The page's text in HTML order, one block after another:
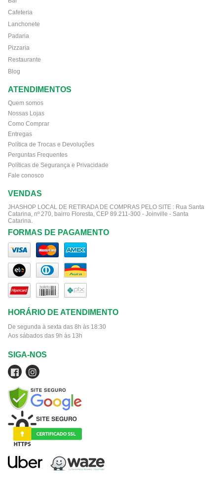
Cafeteria
Lanchonete
Padaria
Pizzaria
Restaurante
Blog
ATENDIMENTOS
Quem somos
Nossas Lojas
Como Comprar
Entregas
Política de Trocas e Devoluções
Perguntas Frequentes
Políticas de Segurança e Privacidade
Fale conosco
VENDAS
JHASHOP LOCAL DE RETIRADA DE COMPRAS PELO SITE : Rua Santa
Catarina, nº 270, bairro Floresta, CEP 89.211-300 - Joinville - Santa
Catarina.
FORMAS DE PAGAMENTO
HORÁRIO DE ATENDIMENTO
De segunda à sexta das 8h às 18:30
Aos sábados das 9h às 13h
SIGA-NOS